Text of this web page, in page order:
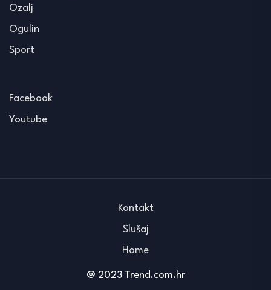
Ozalj
Ogulin
Sport
Facebook
Youtube
@ 2023 Trend.com.hr
Kontakt
Slušaj
Home